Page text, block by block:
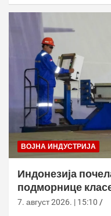
ВОЈНА ИНДУСТРИЈА
Индонезија
подморнице
7. август 2026. | 15:10